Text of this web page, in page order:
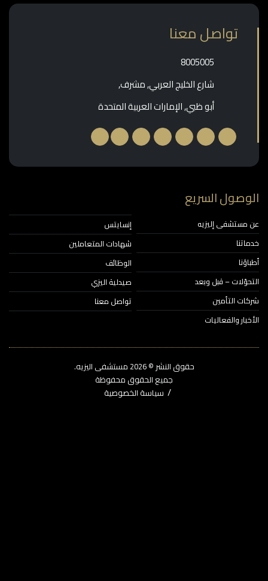
تواصل معنا
‎8005005‎
شارع الخليج العربي, مشرف,
أبو ظبي, الإمارات العربية المتحدة
السريع
إليزيه
– قبل وبعد
التأمين
والفعاليات
إنسايتس
شهادات المتعاملين
الوظائف
صيدلية اليزي
تواصل معنا
حقوق النشر © 2026‎ مستشفى اليزيه.
جميع الحقوق محفوظة
سياسة الخصوصية